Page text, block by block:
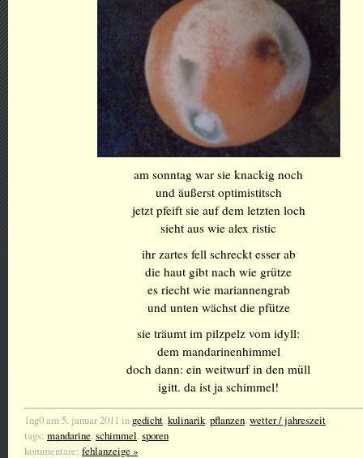
am sonntag war sie knackig noch
und äußerst optimistitsch
jetzt pfeift sie auf dem letzten loch
sieht aus wie alex ristic
ihr zartes fell schreckt esser ab
die haut gibt nach wie grütze
es riecht wie mariannengrab
und unten wächst die pfütze
sie träumt im pilzpelz vom idyll:
dem mandarinenhimmel
doch dann: ein weitwurf in den müll
igitt. da ist ja schimmel!
1ng0 am 5. januar 2011 in gedicht,kulinarik,pflanzen,wetter / jahreszeit
tags: mandarine,schimmel,sporen
kommentare: fehlanzeige »